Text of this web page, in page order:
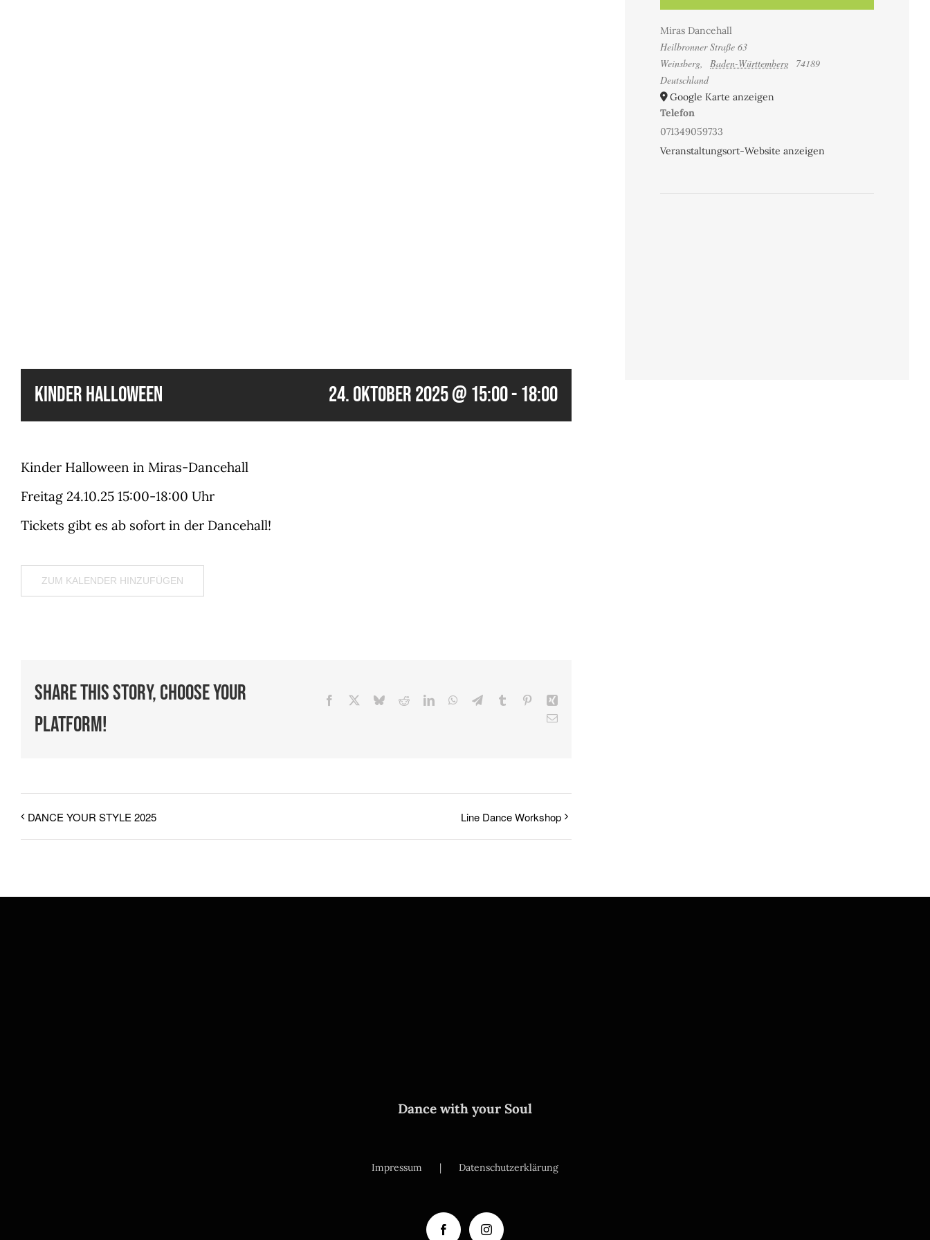
KINDER HALLOWEEN 24. Oktober 2025 @ 15:00-18:00
Kinder Halloween in Miras-Dancehall
Freitag 24.10.25 15:00-18:00 Uhr
Tickets gibt es ab sofort in der Dancehall!
ZUM KALENDER HINZUFÜGEN
Share This Story, Choose Your
Platform!
Facebook BlueskyRedditLinkedInWhatsApp
TelegramTumblr Pinterest
E-
DANCE YOUR STYLE 2025 Line Dance Workshop
Miras Dancehall
Heilbronner Straße 63
Weinsberg, Baden-Württemberg 74189
Deutschland
Google Karte anzeigen
Telefon
071349059733
Veranstaltungsort-Website anzeigen
Dance with your Soul
Impressum Datenschutzerklärung